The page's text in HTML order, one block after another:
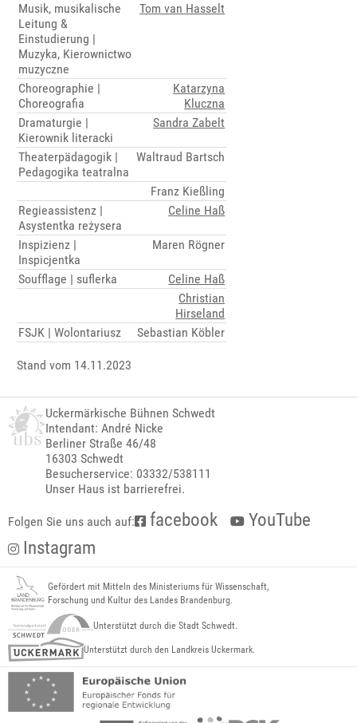
Musik, musikalische
Leitung &
Einstudierung |
Muzyka, Kierownictwo
muzyczne
Tom van Hasselt
Choreographie |
Choreografia
Katarzyna
Kluczna
Dramaturgie |
Kierownik literacki
Sandra Zabelt
Theaterpädagogik |
Pedagogika teatralna
Waltraud Bartsch
Franz Kießling
Regieassistenz |
Asystentka reżysera
Celine Haß
Inspizienz |
Inspicjentka
Maren Rögner
Soufflage | suflerka
Celine Haß
Christian
Hirseland
FSJK | Wolontariusz
Sebastian Köbler
Stand vom 14.11.2023
Uckermärkische Bühnen Schwedt
Intendant: André Nicke
Berliner Straße 46/48
16303 Schwedt
Besucherservice: 03332/538111
Unser Haus ist barrierefrei.
Folgen Sie uns auch auf: facebook
YouTube
Instagram
Gefördert mit Mitteln des Ministeriums für Wissenschaft,
Forschung und Kultur des Landes Brandenburg.
Unterstützt durch die Stadt Schwedt.
Unterstützt durch den Landkreis Uckermark.